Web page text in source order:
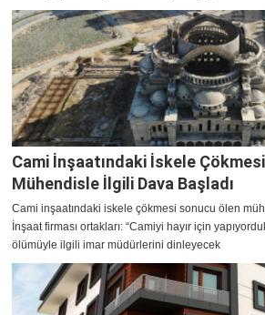
Cami İnşaatındaki İskele
Mühendisle İlgili Dava Başladı
Cami inşaatındaki iskele çökmesi sonucu ölen
İnşaat firması ortakları: “Camiyi hayır için
ölümüyle ilgili imar müdürlerini dinleyecek